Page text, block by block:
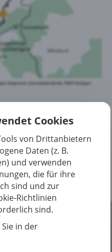
Cookies
von Drittanbietern
Daten (z. B.
und verwenden
die für ihre
sind und zur
Richtlinien
sind.
in der